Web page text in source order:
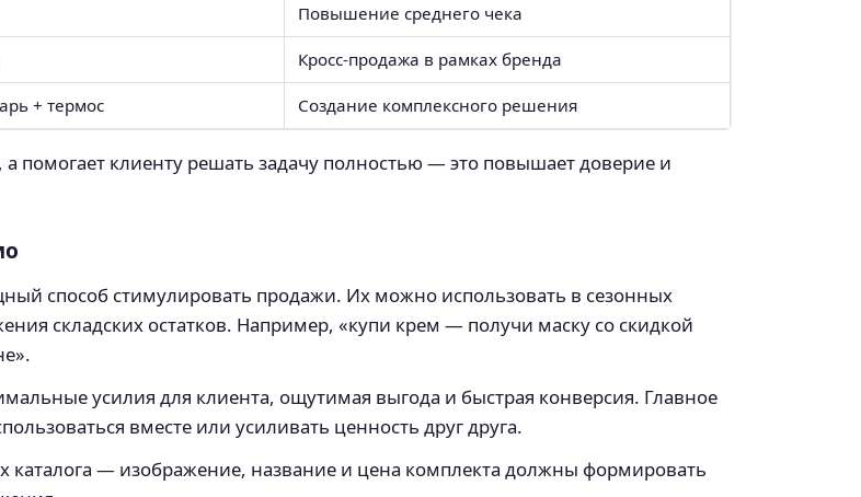
Повышение среднего чека
Кросс-продажа в рамках бренда
+ термос Создание комплексного решения
помогает клиенту решать задачу полностью — это повышает доверие и
способ стимулировать продажи. Их можно использовать в сезонных
складских остатков. Например, «купи крем — получи маску со скидкой
усилия для клиента, ощутимая выгода и быстрая конверсия. Главное
вместе или усиливать ценность друг друга.
каталога — изображение, название и цена комплекта должны формировать